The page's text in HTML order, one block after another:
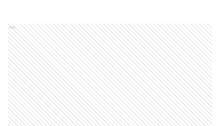
Ads